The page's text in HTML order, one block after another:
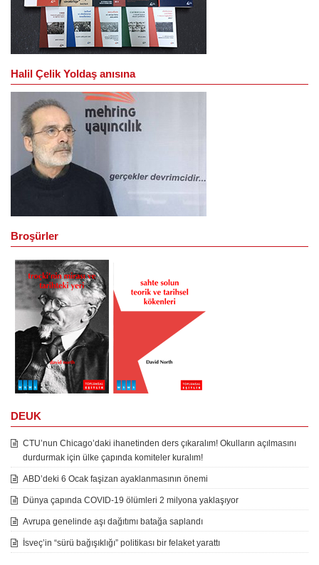
Halil Çelik Yoldaş anısına
Broşürler
DEUK
CTU’nun Chicago’daki ihanetinden ders çıkaralım! Okulların açılmasını
durdurmak için ülke çapında komiteler kuralım!
ABD’deki 6 Ocak faşizan ayaklanmasının önemi
Dünya çapında COVID-19 ölümleri 2 milyona yaklaşıyor
Avrupa genelinde aşı dağıtımı batağa saplandı
İsveç’in “sürü bağışıklığı” politikası bir felaket yarattı